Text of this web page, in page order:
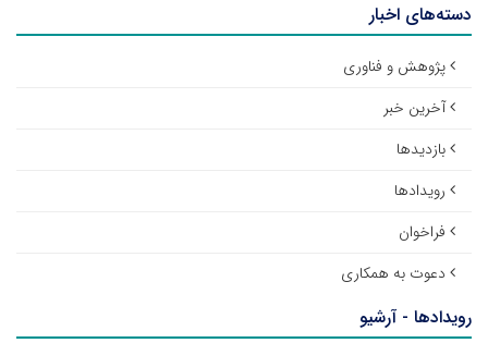
دسته‌های اخبار
پژوهش و فناوری
آخرین خبر
بازدیدها
رویدادها
فراخوان
دعوت به همکاری
رویدادها - آرشیو